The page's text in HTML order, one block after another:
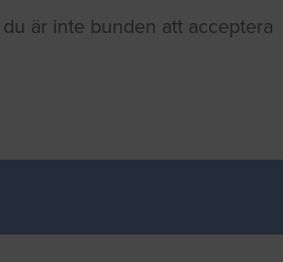
är inte bunden att acceptera